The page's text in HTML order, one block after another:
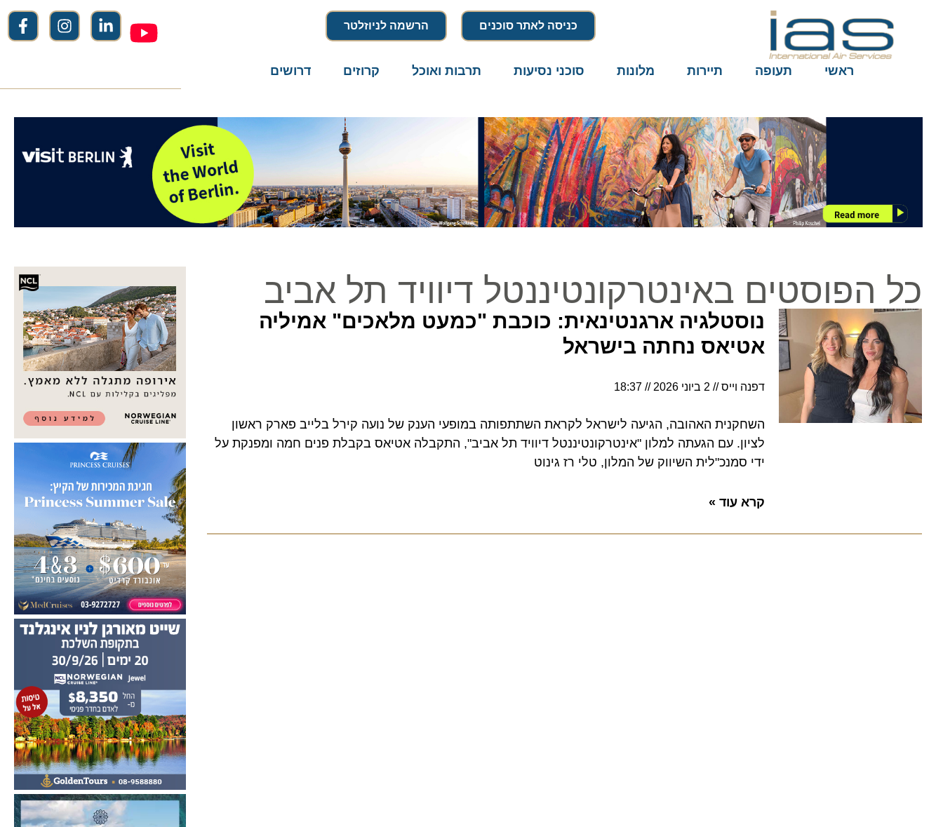
כניסה לאתר סוכנים הרשמה לניוזלטר
ראשי תעופה תיירות מלונות סוכני נסיעות תרבות ואוכל קרוזים דרושים
כל הפוסטים באינטרקונטיננטל דיוויד תל אביב
נוסטלגיה ארגנטינאית: כוכבת "כמעט מלאכים" אמיליה
אטיאס נחתה בישראל
דפנה וייס 2 ביוני 2026 18:37
השחקנית האהובה, הגיעה לישראל לקראת השתתפותה במופעי הענק של נועה קירל בלייב פארק ראשון
לציון. עם הגעתה למלון "אינטרקונטיננטל דיוויד תל אביב", התקבלה אטיאס בקבלת פנים חמה ומפנקת על
ידי סמנכ"לית השיווק של המלון, טלי רז גינוט
קרא עוד »